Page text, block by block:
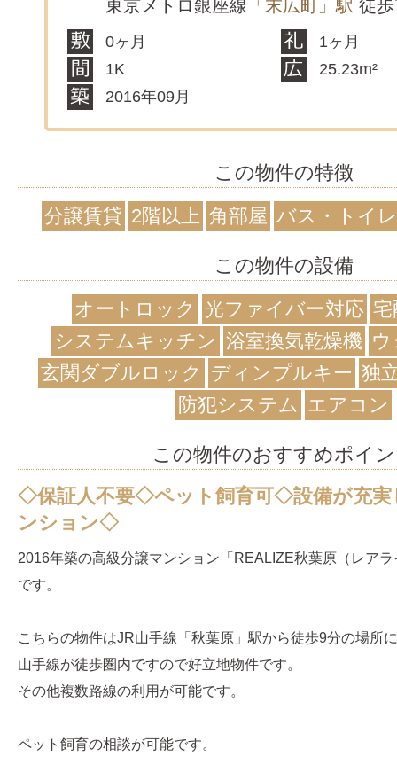
東京メトロ銀座線 「末広町」駅 徒
0ヶ月
1ヶ月
1K
25.23m²
2016年09月
この物件の特徴
分譲賃貸 2階以上 角部屋 バス・トイ
この物件の設備
オートロック
光ファイバー対応
システムキッチン 浴室換気乾燥機
玄関ダブルロック
ディンプルキー 独
防犯システム エアコン
この物件のおすすめポイ
◇保証人不要◇ペット飼育可◇設備が充実
ンション◇
2016年築の高級分譲マンション「REALIZE秋葉原（レア
です。
こちらの物件はJR山手線「秋葉原」駅から徒歩9分の場所
山手線が徒歩圏内ですので好立地物件です。
その他複数路線の利用が可能です。
ペット飼育の相談が可能です。